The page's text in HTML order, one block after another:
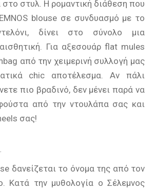
στο στυλ. Η ρομαντική διάθεση που
blouse σε συνδυασμό με το
δίνει στο σύνολο μια
Για αξεσουάρ flat mules
από την χειμερινή συλλογή μας
chic αποτέλεσμα. Αν πάλι
πιο βραδινό, δεν μένει παρά να
από την ντουλάπα σας και
σας!
δανείζεται το όνομα της από τον
Κατά την μυθολογία ο Σέλεμνος